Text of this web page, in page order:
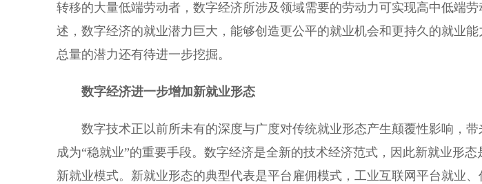
转移的大量低端劳动者，数字经济所涉及领域需要的劳动力可实现高中低端
述，数字经济的就业潜力巨大，能够创造更公平的就业机会和更持久的就业
总量的潜力还有待进一步挖掘。
数字经济进一步增加新就业形态
数字技术正以前所未有的深度与广度对传统就业形态产生颠覆性影响，带
成为“稳就业”的重要手段。数字经济是全新的技术经济范式，因此新就业形
新就业模式。新就业形态的典型代表是平台雇佣模式，工业互联网平台就业